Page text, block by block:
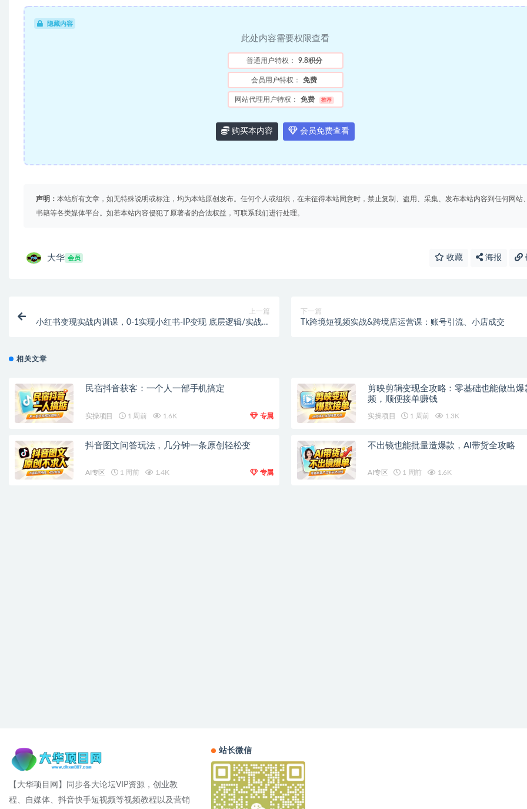
隐藏内容
此处内容需要权限查看
普通用户特权： 9.8积分
会员用户特权： 免费
网站代理用户特权： 免费 推荐
购买本内容 会员免费查看
声明： 本站所有文章，如无特殊说明或标注，均为本站原创发布。任何个人或组织，在未征得本站同意时，禁止复制、盗用、采集、发布本站内容到任何网站
书籍等各类媒体平台。如若本站内容侵犯了原著者的合法权益，可联系我们进行处理。
大华 会员 收藏 海报
上一篇
小红书变现实战内训课，0-1实现小红书-IP变现 底层逻辑/实战方
下一篇
Tk跨境短视频实战&跨境店运营课：账号引流、小店成交
相关文章
民宿抖音获客：一个人一部手机搞定
实操项目 1 周前 1.6K 专属
剪映剪辑变现全攻略：零基础也能做出爆
频，顺便接单赚钱
实操项目 1 周前 1.3K
抖音图文问答玩法，几分钟一条原创轻松变
AI专区 1 周前 1.4K 专属
不出镜也能批量造爆款，AI带货全攻略
AI专区 1 周前 1.6K
【大华项目网】同步各大论坛VIP资源，创业教
程、自媒体、抖音快手短视频等视频教程以及营销
站长微信